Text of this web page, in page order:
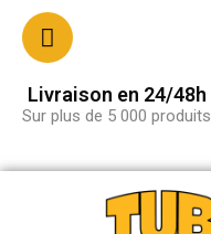
Livraison en 24/48h
Sur plus de 5 000 produits